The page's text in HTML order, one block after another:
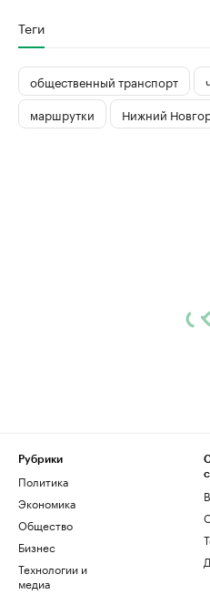
Теги
общественный транспорт
маршрутки
Нижний
Рубрики
Политика
Экономика
Общество
Бизнес
Технологии и
медиа